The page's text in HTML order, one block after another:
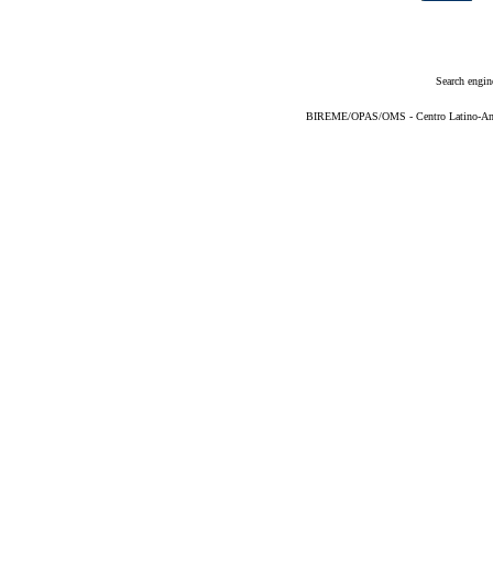
Search
BIREME/OPAS/OMS - Centro Latino-